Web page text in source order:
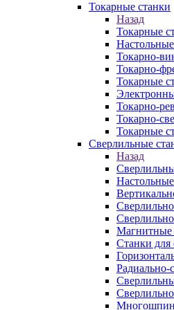
Токарные станки
Назад
Токарные
Токарно-
Токарно-
Токарные
Токарно-
Токарно-
Токарные
Сверлильные
Назад
Магнитные
Станки для
Радиально-